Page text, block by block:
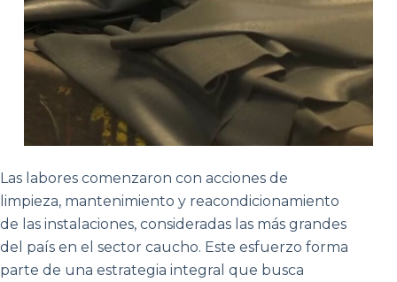
Las labores comenzaron con acciones de
limpieza, mantenimiento y reacondicionamiento
de las instalaciones, consideradas las más grandes
del país en el sector caucho. Este esfuerzo forma
parte de una estrategia integral que busca